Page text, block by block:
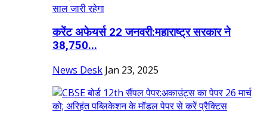
करेंट अफेयर्स 22 जनवरी:महाराष्ट्र सरकार ने
38,750...
News Desk Jan 23, 2025